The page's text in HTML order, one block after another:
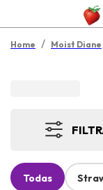
Home / Moist Diane
Todas